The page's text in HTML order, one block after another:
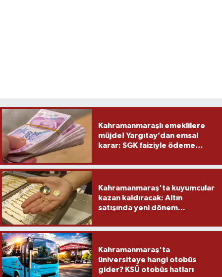
Kahramanmaraşlı emeklilere
müjde! Yargıtay’dan emsal
karar: SGK faiziyle ödeme
Kahramanmaraş'ta kuyumcular
kazan kaldıracak: Altın
satışında yeni dönem...
Kahramanmaraş'ta
üniversiteye hangi otobüs
gider? KSÜ otobüs hatları